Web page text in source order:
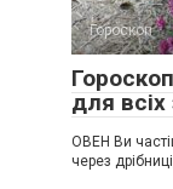
Гороскоп
для всіх
ОВЕН Ви
через